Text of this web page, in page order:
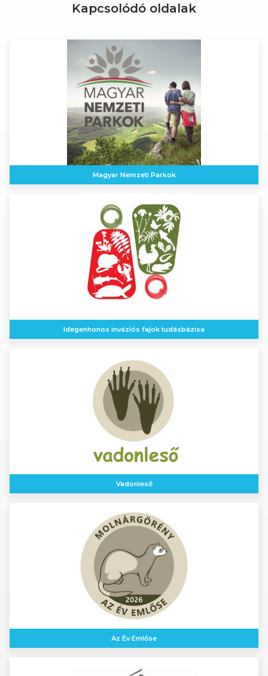
Kapcsolódó oldalak
Magyar Nemzeti Parkok
Idegenhonos inváziós fajok tudásbázisa
Vadonleső
Az Év Emlőse